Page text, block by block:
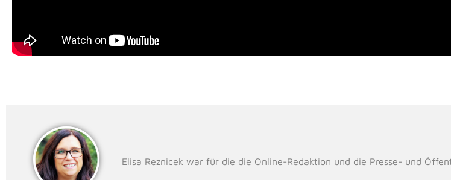
Elisa Reznicek war für die die Online-Redaktion und die Presse- und